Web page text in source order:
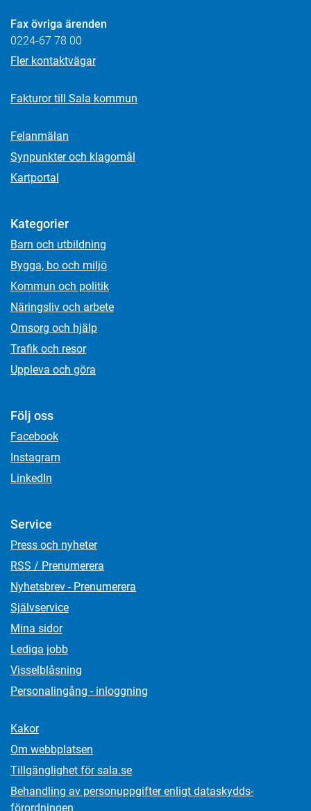
Fax övriga ärenden
0224-67 78 00
Fler kontaktvägar
Fakturor till Sala kommun
Felanmälan
Synpunkter och klagomål
Kartportal
Kategorier
Barn och utbildning
Bygga, bo och miljö
Kommun och politik
Näringsliv och arbete
Omsorg och hjälp
Trafik och resor
Uppleva och göra
Följ oss
Facebook
Instagram
LinkedIn
Service
Press och nyheter
RSS / Prenumerera
Nyhetsbrev - Prenumerera
Självservice
Mina sidor
Lediga jobb
Visselblåsning
Personalingång - inloggning
Kakor
Om webbplatsen
Tillgänglighet för sala.se
Behandling av personuppgifter enligt dataskydds­
förordningen